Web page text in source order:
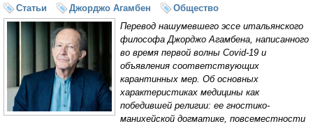
Статьи Джорджо Агамбен
Общество
Перевод нашумевшего эссе итальянского
философа Джорджо Агамбена, написанного
во время первой волны Covid-19 и
объявления соответствующих
карантинных мер. Об основных
характеристиках медицины как
победившей религии: ее гностико-
манихейской догматике, повсеместности